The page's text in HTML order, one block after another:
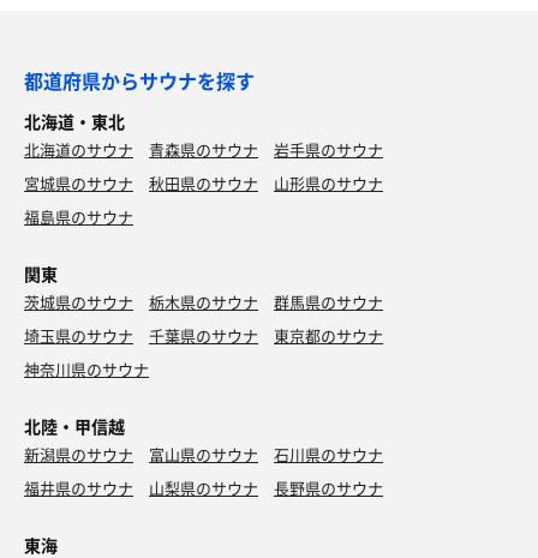
東京でも食べられるけど、やっぱり大阪の方が美味
い！…気がする…笑
やっぱり気持ち良い！笑
●休憩
前回と違って外気浴スペースにはウレタンベッドが置いて
あった。しかも、遮音用のヘッドフォンまで備えてある。
ともベッドで横になったが、ホントに寝てしまうところ
飲みしてしまったのは言うまでもない…笑笑
ととのった後、国立競技場でクリアソンの試合を観戦した
が、とにかく寒くて試合ところではなかった…試合内容も
【本日の戦果】
サウナ 右室12分→左室10分→右室12分
水風呂 各1分
都道府県からサウナを探す
北海道・東北
北海道のサウナ 青森県のサウナ
岩手県のサウナ
宮城県のサウナ
秋田県のサウナ
山形県のサウナ
福島県のサウナ
関東
茨城県のサウナ 栃木県のサウナ
群馬県のサウナ
埼玉県のサウナ
千葉県のサウナ
東京都のサウナ
神奈川県のサウナ
北陸・甲信越
新潟県のサウナ 富山県のサウナ
石川県のサウナ
福井県のサウナ
山梨県のサウナ 長野県のサウナ
東海